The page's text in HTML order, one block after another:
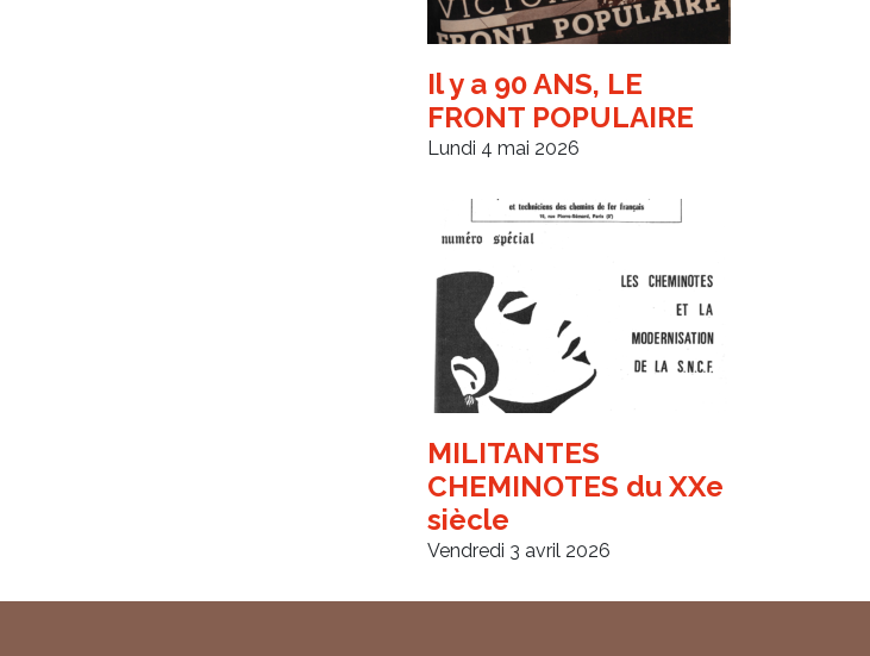
Il y a 90 ANS, LE
FRONT POPULAIRE
Lundi 4 mai 2026
MILITANTES
CHEMINOTES du XXe
siècle
Vendredi 3 avril 2026